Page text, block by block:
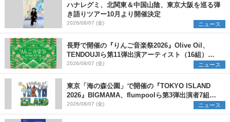
ハナレグミ、北関東＆中国山陰、東京大阪を巡る弾
き語りツアー10月より開催決定
2026/08/07 (金) ニュース
長野で開催の『りんご音楽祭2026』Olive Oil、
TENDOUJIら第11弾出演アーティスト（16組）を
発表
2026/08/07 (金) ニュース
東京「海の森公園」で開催の『TOKYO ISLAND
2026』BIGMAMA、flumpoolら第3弾出演者7組を
発表 ワークショップ・アート出展者を募集
2026/08/07 (金) ニュース